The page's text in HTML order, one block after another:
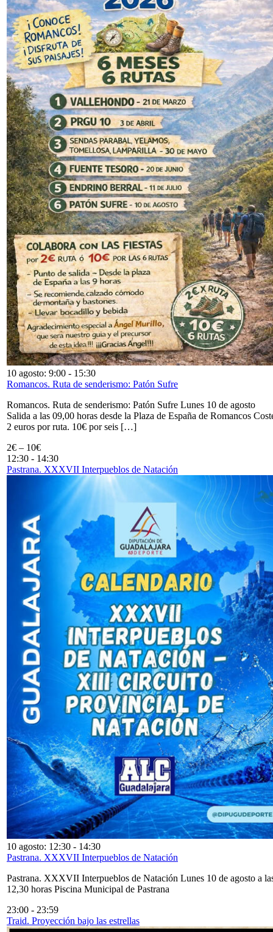
10 agosto: 9:00 - 15:30
Romancos. Ruta de senderismo: Patón Sufre
Romancos. Ruta de senderismo: Patón Sufre Lunes 10 de agosto
Salida a las 09,00 horas desde la Plaza de España de Romancos
2 euros por ruta. 10€ por seis […]
2€ – 10€
12:30 - 14:30
Pastrana. XXXVII Interpueblos de Natación
10 agosto: 12:30 - 14:30
Pastrana. XXXVII Interpueblos de Natación
Pastrana. XXXVII Interpueblos de Natación Lunes 10 de agosto a
12,30 horas Piscina Municipal de Pastrana
23:00 - 23:59
Traid. Proyección bajo las estrellas